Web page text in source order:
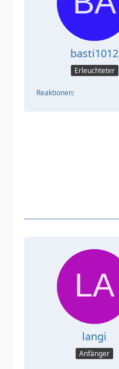
basti1012
Erleuchteter
Reaktionen
langi
Anfänger